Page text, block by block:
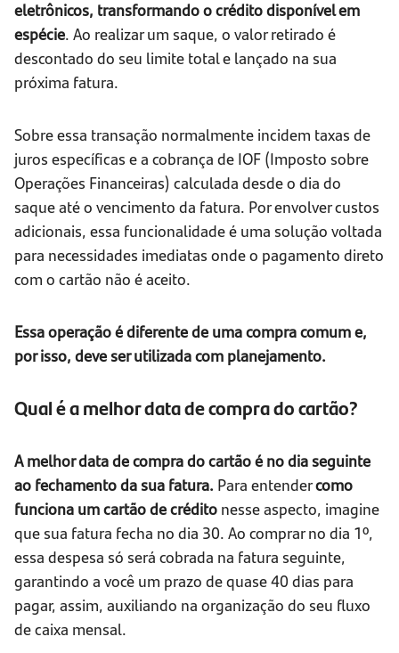
eletrônicos, transformando o crédito disponível em
espécie. Ao realizar um saque, o valor retirado é
descontado do seu limite total e lançado na sua
próxima fatura.
Sobre essa transação normalmente incidem taxas de
juros específicas e a cobrança de IOF (Imposto sobre
Operações Financeiras) calculada desde o dia do
saque até o vencimento da fatura. Por envolver custos
adicionais, essa funcionalidade é uma solução voltada
para necessidades imediatas onde o pagamento direto
com o cartão não é aceito.
Essa operação é diferente de uma compra comum e,
por isso, deve ser utilizada com planejamento.
Qual é a melhor data de compra do cartão?
A melhor data de compra do cartão é no dia seguinte
ao fechamento da sua fatura. Para entendercomo
funciona um cartão de crédito nesse aspecto, imagine
que sua fatura fecha no dia 30. Ao comprar no dia 1º,
essa despesa só será cobrada na fatura seguinte,
garantindo a você um prazo de quase 40 dias para
pagar, assim, auxiliando na organização do seu fluxo
de caixa mensal.